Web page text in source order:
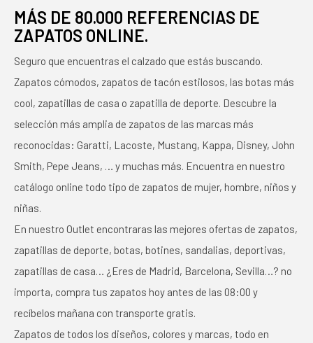
MÁS DE 80.000 REFERENCIAS DE
ZAPATOS ONLINE.
Seguro que encuentras el calzado que estás buscando.
Zapatos cómodos, zapatos de tacón estilosos, las botas más
cool, zapatillas de casa o zapatilla de deporte. Descubre la
selección más amplia de zapatos de las marcas más
reconocidas: Garatti, Lacoste, Mustang, Kappa, Disney, John
Smith, Pepe Jeans, … y muchas más. Encuentra en nuestro
catálogo online todo tipo de zapatos de mujer, hombre, niños y
niñas.
En nuestro Outlet encontraras las mejores ofertas de zapatos,
zapatillas de deporte, botas, botines, sandalias, deportivas,
zapatillas de casa… ¿Eres de Madrid, Barcelona, Sevilla…? no
importa, compra tus zapatos hoy antes de las 08:00 y
recíbelos mañana con transporte gratis.
Zapatos de todos los diseños, colores y marcas, todo en